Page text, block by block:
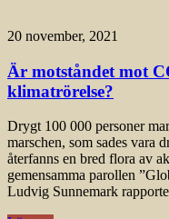
20 november, 2021
Är motståndet mot
klimatrörelse?
Drygt 100 000 personer
marschen, som sades vara
återfanns en bred flora av
gemensamma parollen
Ludvig Sunnemark